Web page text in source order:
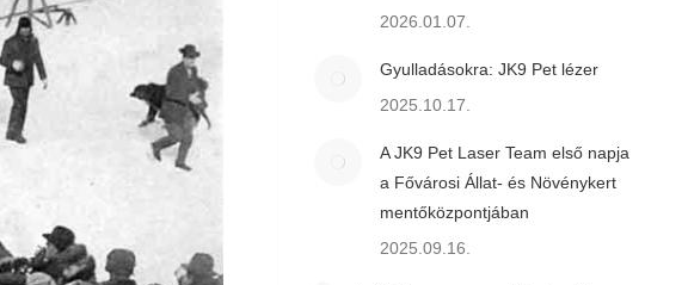
2026.01.07.
Gyulladásokra: JK9 Pet lézer
2025.10.17.
A JK9 Pet Laser Team első napja
a Fővárosi Állat- és Növénykert
mentőközpontjában
2025.09.16.